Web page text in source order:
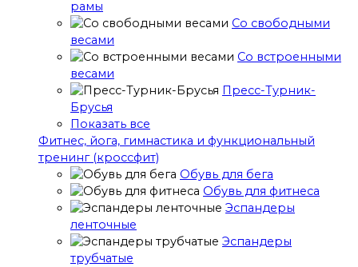
рамы
Со свободными
весами
Со встроенными
весами
Пресс-Турник-
Брусья
Показать все
Фитнес, йога, гимнастика и функциональный
тренинг (кроссфит)
Обувь для бега
Обувь для фитнеса
Эспандеры
ленточные
Эспандеры
трубчатые